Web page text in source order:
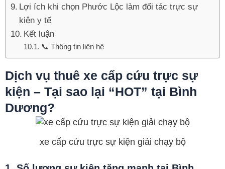
Lợi ích khi chọn Phước Lộc làm đối tác trực sự
kiện y tế
Kết luận
📞 Thông tin liên hệ
Dịch vụ thuê xe cấp cứu trực sự
kiện – Tại sao lại “HOT” tại Bình
Dương?
xe cấp cứu trực sự kiện giải chạy bộ